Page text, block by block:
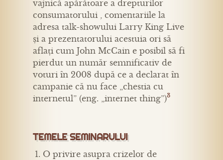
vajnică apărătoare a drepturilor
consumatorului , comentariile la
adresa talk-showului Larry King Live
și a prezentatorului acestuia ori să
aflați cum John McCain e posibil să fi
pierdut un număr semnificativ de
voturi în 2008 după ce a declarat în
campanie că nu face „chestia cu
internetul” (eng. „internet thing”)3
TEMELE SEMINARULUI
O privire asupra crizelor de